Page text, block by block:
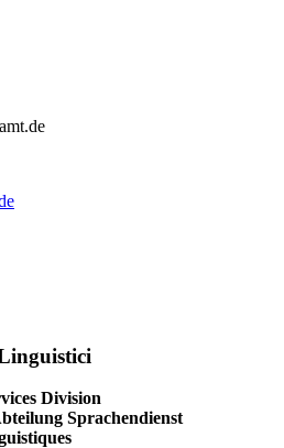
Division
Sprachendienst